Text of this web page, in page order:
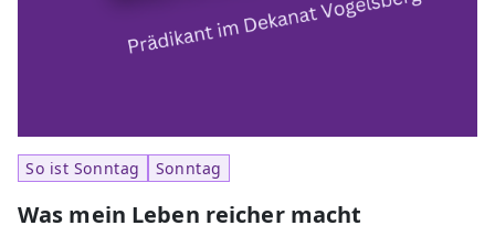
So ist Sonntag Sonntag
Was mein Leben reicher macht